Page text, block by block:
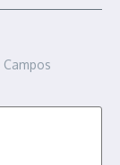
Campos